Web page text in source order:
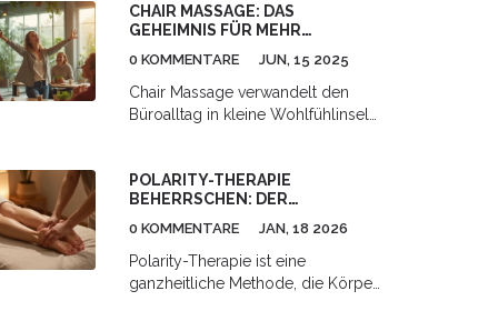
CHAIR MASSAGE: DAS
GEHEIMNIS FÜR MEHR
0 KOMMENTARE JUN, 15 2025
Chair Massage verwandelt den
Büroalltag in kleine Wohlfühlinseln.
Kopfschmerzen nur zu gut – eine
kurze Massage im Stuhl kann hier
Wunder wirken. Dieser Artikel zeigt,
Chair Massage funktioniert, wem sie
hilft und worauf man achten sollte.
POLARITY-THERAPIE
BEHERRSCHEN: DER
KÖRPER, ENERGIE UND
AUSGEWOGENHEIT
0 KOMMENTARE JAN, 18 2026
Polarity-Therapie ist eine
ganzheitliche Methode, die Körper,